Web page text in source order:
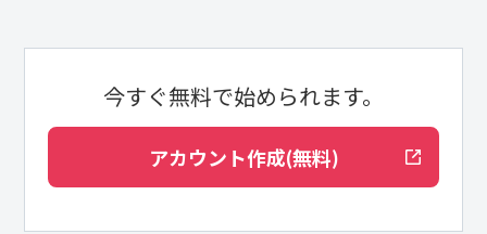
今すぐ無料で始められます。
アカウント作成(無料)